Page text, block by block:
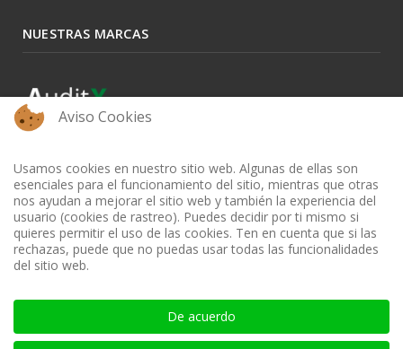
NUESTRAS MARCAS
BIBLIOTECA AUDITOOL - ISSN: 2665-1696 y 2665-3508
Aviso Cookies
Usamos cookies en nuestro sitio web. Algunas de ellas son
esenciales para el funcionamiento del sitio, mientras que otras
nos ayudan a mejorar el sitio web y también la experiencia del
usuario (cookies de rastreo). Puedes decidir por ti mismo si
quieres permitir el uso de las cookies. Ten en cuenta que si las
rechazas, puede que no puedas usar todas las funcionalidades
del sitio web.
De acuerdo